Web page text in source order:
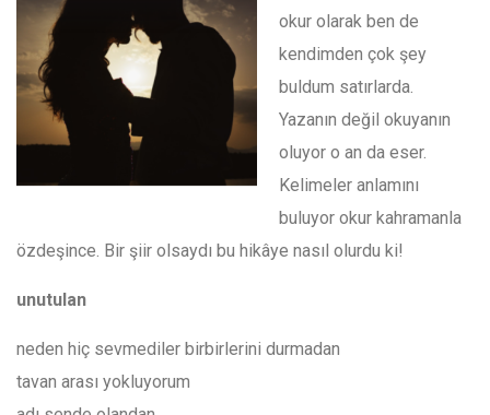
okur olarak ben de
kendimden çok şey
buldum satırlarda.
Yazanın değil okuyanın
oluyor o an da eser.
Kelimeler anlamını
buluyor okur kahramanla
özdeşince. Bir şiir olsaydı bu hikâye nasıl olurdu ki!
unutulan
neden hiç sevmediler birbirlerini durmadan
tavan arası yokluyorum